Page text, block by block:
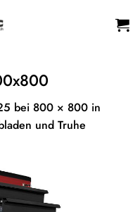
bei 800 × 800 in
und Truhe